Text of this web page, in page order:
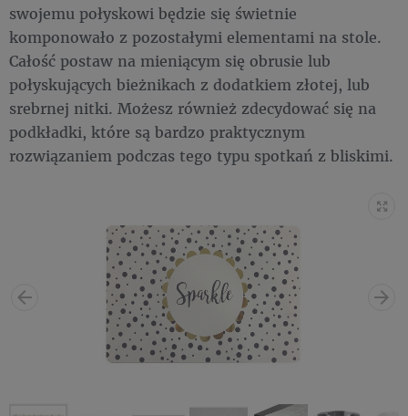
swojemu połyskowi będzie się świetnie
komponowało z pozostałymi elementami na stole.
Całość postaw na mieniącym się obrusie lub
połyskujących bieżnikach z dodatkiem złotej, lub
srebrnej nitki. Możesz również zdecydować się na
podkładki, które są bardzo praktycznym
rozwiązaniem podczas tego typu spotkań z bliskimi.